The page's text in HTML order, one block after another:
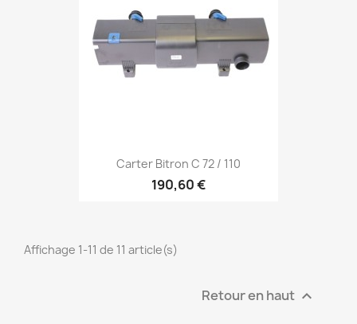
Carter Bitron C 72 / 110
190,60 €
Affichage 1-11 de 11 article(s)
Retour en haut 